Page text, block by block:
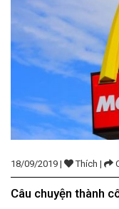
18/09/2019 | Thích |
Câu chuyện thành